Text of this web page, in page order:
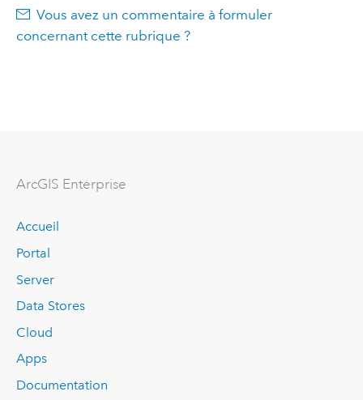
Vous avez un commentaire à formuler
concernant cette rubrique ?
ArcGIS Enterprise
Accueil
Portal
Server
Data Stores
Cloud
Apps
Documentation